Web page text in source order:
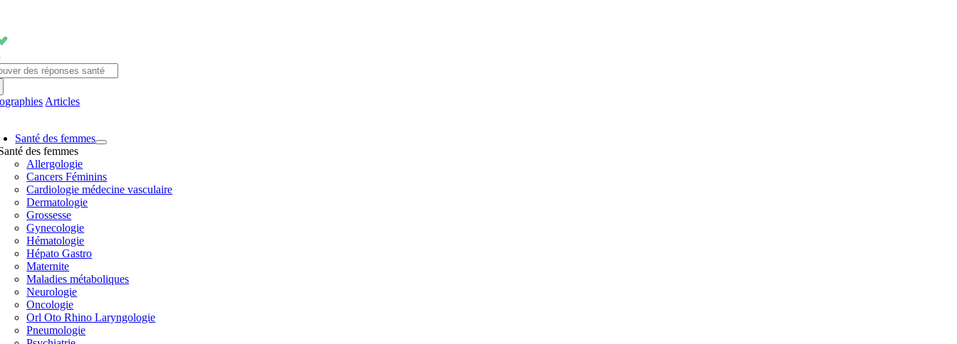
contenu
Articles
Santé des femmes
des femmes
Allergologie
Cancers Féminins
Cardiologie médecine vasculaire
Dermatologie
Grossesse
Gynecologie
Hématologie
Hépato Gastro
Maternite
Maladies métaboliques
Neurologie
Oncologie
Orl Oto Rhino Laryngologie
Pneumologie